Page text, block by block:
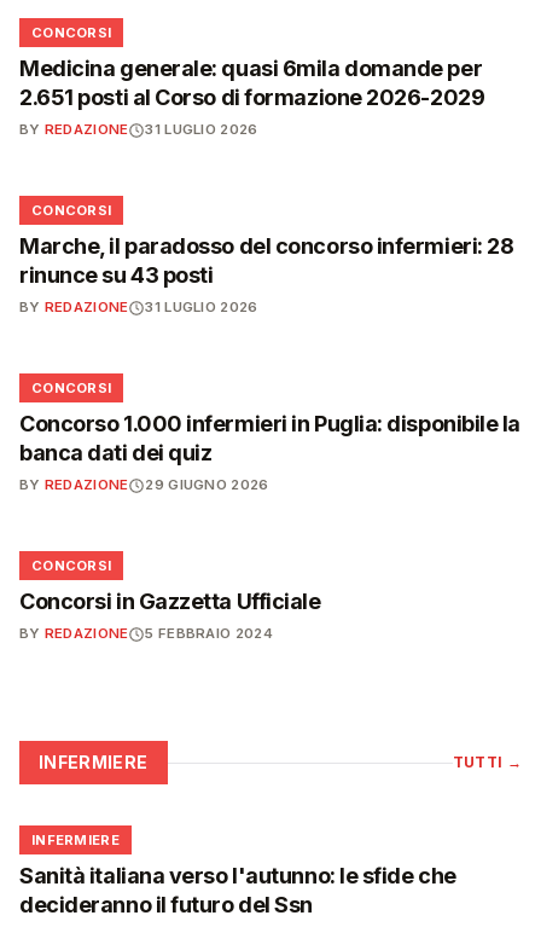
📋
CONCORSI
Medicina generale: quasi 6mila domande per
2.651 posti al Corso di formazione 2026-2029
BY REDAZIONE 31 LUGLIO 2026
📋
CONCORSI
Marche, il paradosso del concorso infermieri: 28
rinunce su 43 posti
BY REDAZIONE 31 LUGLIO 2026
📋
CONCORSI
Concorso 1.000 infermieri in Puglia: disponibile la
banca dati dei quiz
BY REDAZIONE 29 GIUGNO 2026
📋
CONCORSI
Concorsi in Gazzetta Ufficiale
BY REDAZIONE 5 FEBBRAIO 2024
INFERMIERE TUTTI →
🩺
INFERMIERE
Sanità italiana verso l'autunno: le sfide che
decideranno il futuro del Ssn